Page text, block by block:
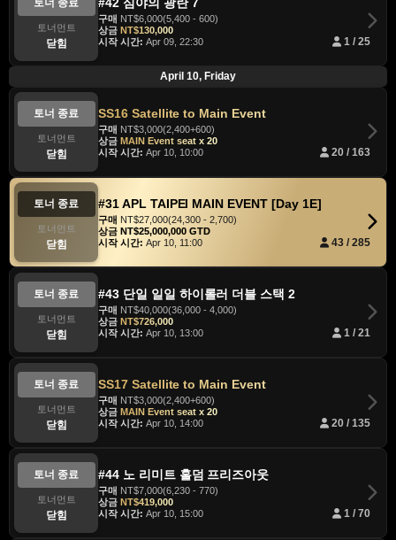
토너 종료
토너먼트
닫힘
구매 NT$6,000(5,400 - 600)
상금 NT$130,000
시작 시간: Apr 09, 22:30 1 / 25
April 10, Friday
토너 종료
토너먼트
닫힘
SS16 Satellite to Main Event
구매 NT$3,000(2,400+600)
상금 MAIN Event seat x 20
시작 시간: Apr 10, 10:00 20 / 163
토너 종료
토너먼트
닫힘
#31 APL TAIPEI MAIN EVENT [Day 1E]
구매 NT$27,000(24,300 - 2,700)
상금 NT$25,000,000 GTD
시작 시간: Apr 10, 11:00 43 / 285
토너 종료
토너먼트
닫힘
#43 단일 일일 하이롤러 더블 스택 2
구매 NT$40,000(36,000 - 4,000)
상금 NT$726,000
시작 시간: Apr 10, 13:00 1 / 21
토너 종료
토너먼트
닫힘
SS17 Satellite to Main Event
구매 NT$3,000(2,400+600)
상금 MAIN Event seat x 20
시작 시간: Apr 10, 14:00 20 / 135
토너 종료
토너먼트
닫힘
#44 노 리미트 홀덤 프리즈아웃
구매 NT$7,000(6,230 - 770)
상금 NT$419,000
시작 시간: Apr 10, 15:00 1 / 70